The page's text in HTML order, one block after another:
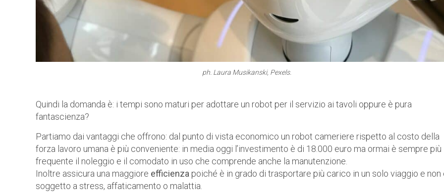
ph. Laura Musikanski, Pexels.
Quindi la domanda è: i tempi sono maturi per adottare un robot per il servizio ai tavoli oppure è pura
fantascienza?
Partiamo dai vantaggi che offrono: dal punto di vista economico un robot cameriere rispetto al costo della
forza lavoro umana è più conveniente: in media oggi l’investimento è di 18.000 euro ma ormai è sempre più
frequente il noleggio e il comodato in uso che comprende anche la manutenzione.
Inoltre assicura una maggiore efficienza poiché è in grado di trasportare più carico in un solo viaggio e non
soggetto a stress, affaticamento o malattia.